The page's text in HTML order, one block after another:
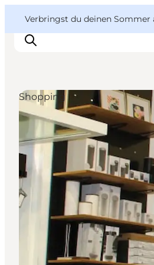
Verbringst du deinen Sommer
Reise Ideen
Outdoor & bike
Essen & trinken
Übernachtung
VisitFyn
Deutsch
Shopping